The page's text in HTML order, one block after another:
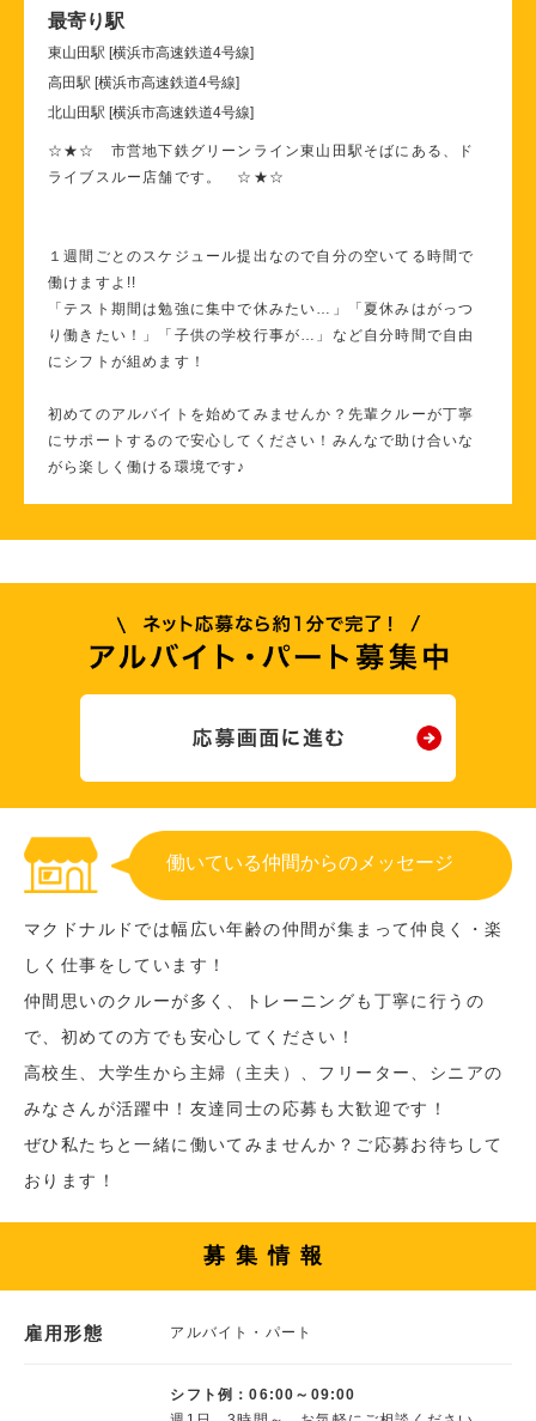
最寄り駅
東山田駅 [横浜市高速鉄道4号線]
高田駅 [横浜市高速鉄道4号線]
北山田駅 [横浜市高速鉄道4号線]
☆★☆ 市営地下鉄グリーンライン東山田駅そばにある、ド
ライブスルー店舗です。 ☆★☆
１週間ごとのスケジュール提出なので自分の空いてる時間で
働けますよ!!
「テスト期間は勉強に集中で休みたい…」「夏休みはがっつ
り働きたい！」「子供の学校行事が…」など自分時間で自由
にシフトが組めます！
初めてのアルバイトを始めてみませんか？先輩クルーが丁寧
にサポートするので安心してください！みんなで助け合いな
がら楽しく働ける環境です♪
働いている仲間からのメッセージ
マクドナルドでは幅広い年齢の仲間が集まって仲良く・楽
しく仕事をしています！
仲間思いのクルーが多く、トレーニングも丁寧に行うの
で、初めての方でも安心してください！
高校生、大学生から主婦（主夫）、フリーター、シニアの
みなさんが活躍中！友達同士の応募も大歓迎です！
ぜひ私たちと一緒に働いてみませんか？ご応募お待ちして
おります！
募集情報
雇用形態 アルバイト・パート
シフト例：06:00～09:00